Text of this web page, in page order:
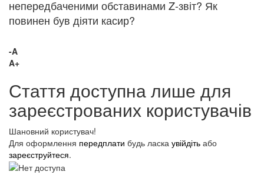
непередбаченими обставинами Z-звіт? Як
повинен був діяти касир?
-A
A+
Стаття доступна лише для
зареєстрованих користувачів
Шановний користувач!
Для оформлення передплати будь ласка увійдіть або
зареєструйтеся.